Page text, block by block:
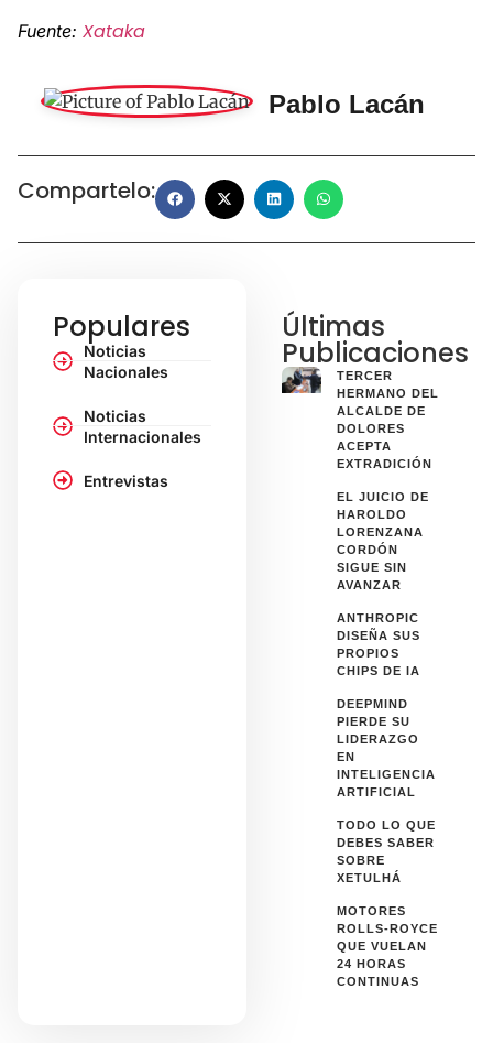
Fuente: Xataka
Pablo Lacán
Compartelo:
Populares
Noticias
Nacionales
Noticias
Internacionales
Entrevistas
Últimas
Publicaciones
TERCER
HERMANO DEL
ALCALDE DE
DOLORES
ACEPTA
EXTRADICIÓN
EL JUICIO DE
HAROLDO
LORENZANA
CORDÓN
SIGUE SIN
AVANZAR
ANTHROPIC
DISEÑA SUS
PROPIOS
CHIPS DE IA
DEEPMIND
PIERDE SU
LIDERAZGO
EN
INTELIGENCIA
ARTIFICIAL
TODO LO QUE
DEBES SABER
SOBRE
XETULHÁ
MOTORES
ROLLS-ROYCE
QUE VUELAN
24 HORAS
CONTINUAS